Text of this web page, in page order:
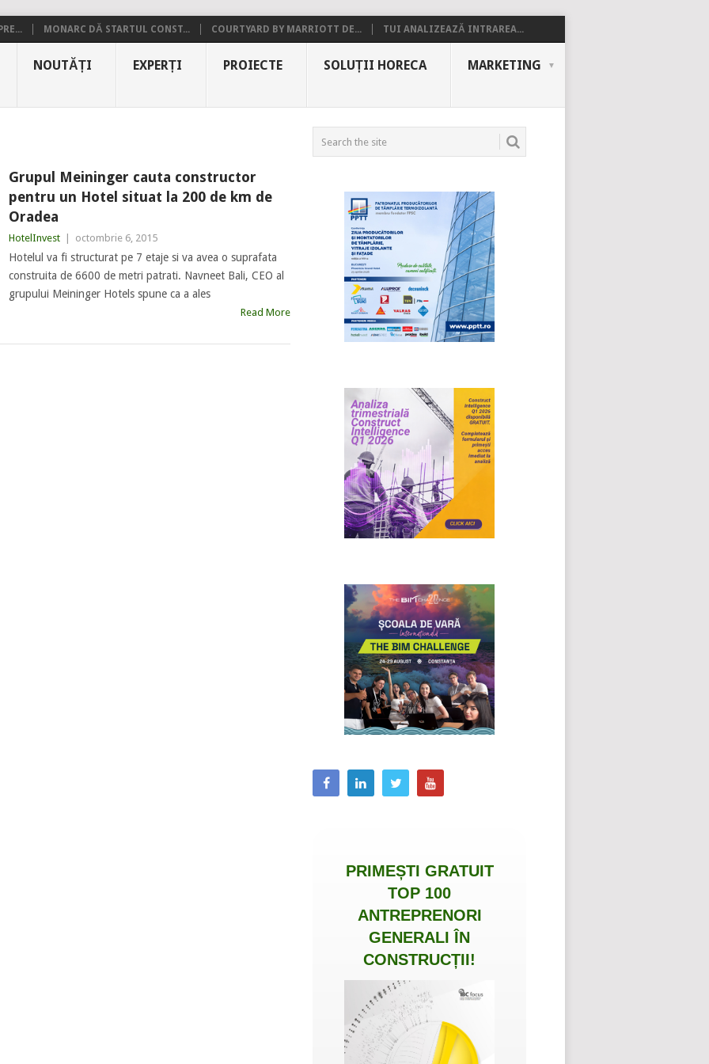
MONARC DĂ STARTUL CONST... COURTYARD BY MARRIOTT DE... TUI ANALIZEAZĂ INTRAREA...
NOUTĂȚI EXPERȚI PROIECTE SOLUȚII HORECA MARKETING
Grupul Meininger cauta constructor
pentru un Hotel situat la 200 de km de
Oradea
HotelInvest octombrie 6, 2015
Hotelul va fi structurat pe 7 etaje si va avea o suprafata
construita de 6600 de metri patrati. Navneet Bali, CEO al
grupului Meininger Hotels spune ca a ales
Read More
PRIMEȘTI GRATUIT
TOP 100
ANTREPRENORI
GENERALI ÎN
CONSTRUCȚII!